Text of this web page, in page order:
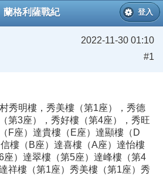
蘭格利薩戰紀 登入
2022-11-30 01:10
#1
秀明樓，秀美樓（第1座），秀德
第3座），秀好樓（第4座），秀旺
F座）達貴樓（E座）達顯樓（D
樓（B座）達喜樓（A座）達怡樓
座）達翠樓（第5座）達峰樓（第4
祥樓（第1座）秀美樓（第1座）秀